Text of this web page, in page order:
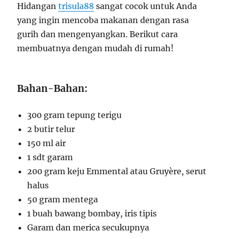
Hidangantrisula88 sangat cocok untuk Anda
yang ingin mencoba makanan dengan rasa
gurih dan mengenyangkan. Berikut cara
membuatnya dengan mudah di rumah!
Bahan-Bahan:
300 gram tepung terigu
2 butir telur
150 ml air
1 sdt garam
200 gram keju Emmental atau Gruyère, serut
halus
50 gram mentega
1 buah bawang bombay, iris tipis
Garam dan merica secukupnya